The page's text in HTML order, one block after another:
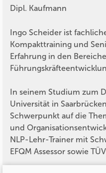
Dipl. Kaufmann
Ingo Scheider ist
Kompakttraining und
Erfahrung in den
In seinem Studium zum
Universität in
Schwerpunkt auf die
und
NLP-Lehr-Trainer mit
EFQM Assessor sowie